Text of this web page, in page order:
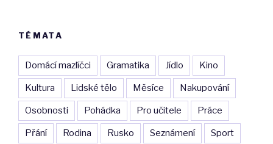
TÉMATA
Domácí mazlíčci Gramatika Jídlo Kino
Kultura Lidské tělo Měsíce Nakupování
Osobnosti Pohádka Pro učitele Práce
Přání Rodina Rusko Seznámení Sport